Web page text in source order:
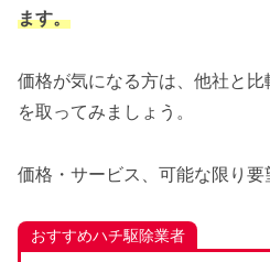
ます。
価格が気になる方は、他社と
を取ってみましょう。
価格・サービス、可能な限り要
おすすめハチ駆除業者